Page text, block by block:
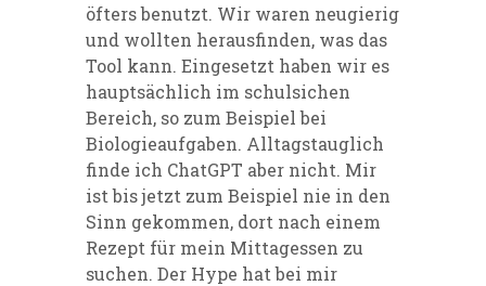
öfters benutzt. Wir waren neugierig
und wollten herausfinden, was das
Tool kann. Eingesetzt haben wir es
hauptsächlich im schulsichen
Bereich, so zum Beispiel bei
Biologieaufgaben. Alltagstauglich
finde ich ChatGPT aber nicht. Mir
ist bis jetzt zum Beispiel nie in den
Sinn gekommen, dort nach einem
Rezept für mein Mittagessen zu
suchen. Der Hype hat bei mir